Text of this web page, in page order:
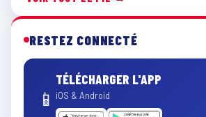
RESTEZ CONNECTÉ
📱
TÉLÉCHARGER L'APP
iOS & Android